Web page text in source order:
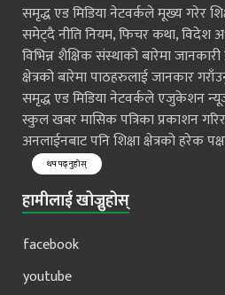
समृद्ध एड मिडिया नेटवर्कले मूख्य गरेर
समेट्दै नीति नियम, फिचर कथा, विदेश
विभिन्न शैक्षिक संस्थाको बारेमा
क्षेत्रको बारेमा पाठहरुलाई जानकार
समृद्ध एड मिडिया नेटवर्कले एजुकेशन न्यूज
स्कुल खबर मासिक पत्रिका प्रकाशन
अनलाईनबाट पनि शिक्षा क्षेत्रको हरेक
थप पढ्नुहोस्
हामीलाई खोज्नुहोस्
facebook
youtube